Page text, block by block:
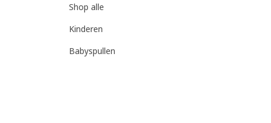
Shop alle
Kinderen
Babyspullen